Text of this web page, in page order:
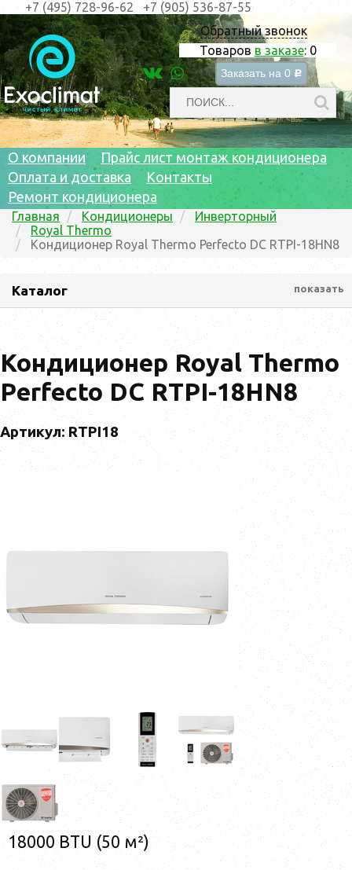
Обратный звонок
Товаров в заказе: 0
Заказать на 0 c
+7 (495) 728-96-62 +7 (905) 536-87-55
О компании
Прайс лист монтаж кондиционера
Оплата и доставка
Контакты
Ремонт кондиционера
Главная Кондиционеры
Инверторный
Royal Thermo
Кондиционер Royal Thermo Perfecto DC RTPI-18HN8
Каталог показать
Кондиционер Royal Thermo
Perfecto DC RTPI-18HN8
Артикул: RTPI18
18000 BTU (50 м²)